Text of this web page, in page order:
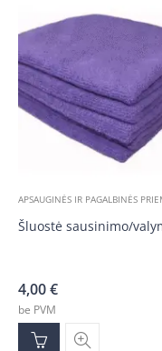
Šluostė sausinimo/
4,00€
be PVM